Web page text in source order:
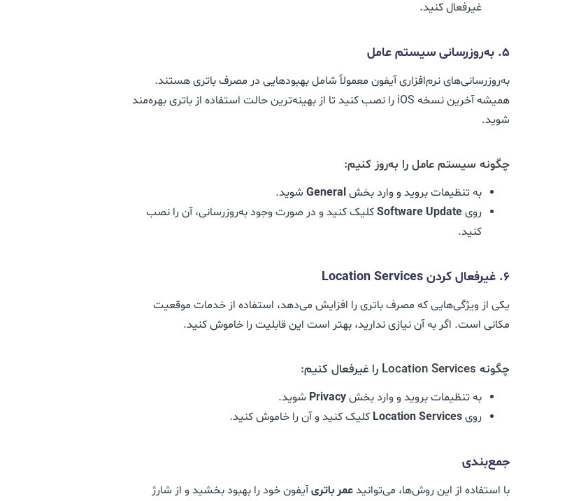
غیرفعال کنید.
5. به‌روزرسانی سیستم عامل
به‌روزرسانی‌های نرم‌افزاری آیفون معمولاً شامل بهبود‌هایی در مصرف باتری هستند.
همیشه آخرین نسخه iOS را نصب کنید تا از بهینه‌ترین حالت استفاده از باتری بهره‌مند
شوید.
چگونه سیستم عامل را به‌روز کنیم:
به تنظیمات بروید و وارد بخشGeneral شوید.
رویSoftware Updateکلیک کنید و در صورت وجود به‌روزرسانی، آن را نصب
کنید.
6. غیرفعال کردن Location Services
یکی از ویژگی‌هایی که مصرف باتری را افزایش می‌دهد، استفاده از خدمات موقعیت
مکانی است. اگر به آن نیازی ندارید، بهتر است این قابلیت را خاموش کنید.
چگونه Location Services را غیرفعال کنیم:
به تنظیمات بروید و وارد بخشPrivacy شوید.
رویLocation Services کلیک کنید و آن را خاموش کنید.
جمع‌بندی
با استفاده از این روش‌ها، می‌توانیدعمر باتریآیفون خود را بهبود بخشید و از شارژ